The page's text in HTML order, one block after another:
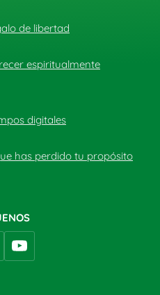
de libertad
espiritualmente
digitales
has perdido tu propósito